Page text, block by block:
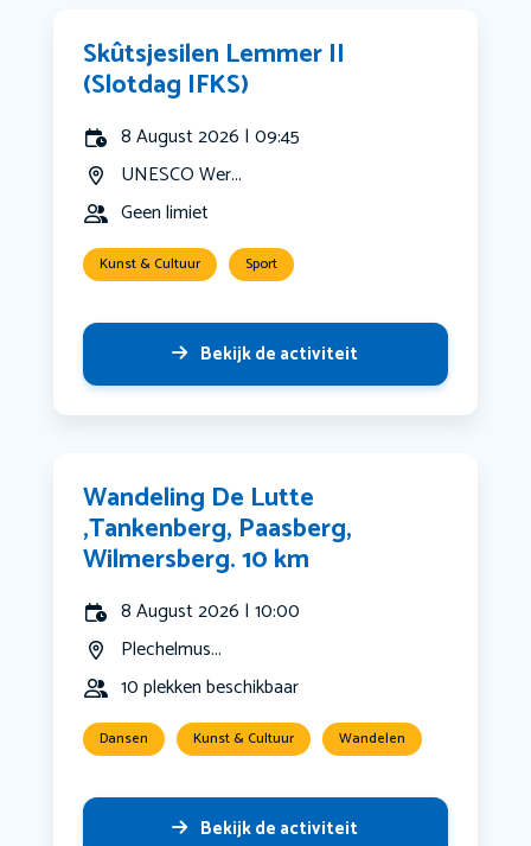
Skûtsjesilen Lemmer II
(Slotdag IFKS)
8 August 2026 | 09:45
UNESCO Wer...
Geen limiet
Kunst & Cultuur Sport
Bekijk de activiteit
Wandeling De Lutte
,Tankenberg, Paasberg,
Wilmersberg. 10 km
8 August 2026 | 10:00
Plechelmus...
10 plekken beschikbaar
Dansen Kunst & Cultuur Wandelen
Bekijk de activiteit